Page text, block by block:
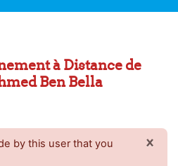
à Distance de
Ben Bella
by this user that you
×